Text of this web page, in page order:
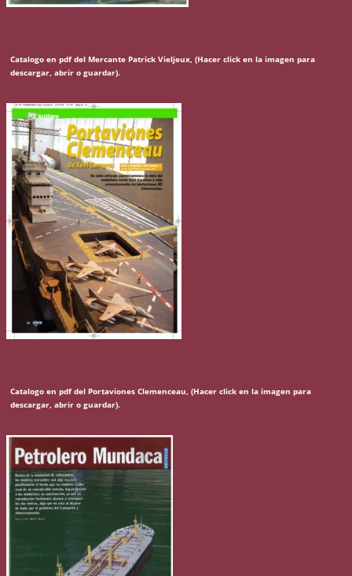
Catalogo en pdf del Mercante Patrick Vieljeux, (Hacer click en la imagen para
descargar, abrir o guardar).
Catalogo en pdf del Portaviones Clemenceau, (Hacer click en la imagen para
descargar, abrir o guardar).